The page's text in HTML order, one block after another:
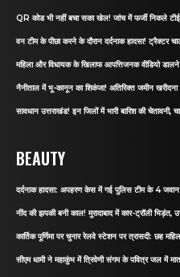
QR कोड भी नहीं बचा सका खेल! जांच में फर्जी निकले
वन टीम के पीछा करने के दौरान दर्दनाक हादसा! ट्रैक्टर
महिला और विधायक के खिलाफ आपत्तिजनक वीडियो डालने
नैनीताल में भू-कानून का शिकंजा! अतिरिक्त जमीन
सावधान उत्तराखंड! इन जिलों में भारी बारिश की चेतावनी,
BEAUTY
दर्दनाक हादसा: अपहरण केस में गई पुलिस टीम के 4
नींद की झपकी बनी काल! मुरादाबाद में कार-ट्रॉली
कार्तिक पूर्णिमा पर चुनार रेलवे स्टेशन पर त्रासदी: छह
सीएम धामी ने महाकुंभ में त्रिवेणी संगम के पवित्र जल में